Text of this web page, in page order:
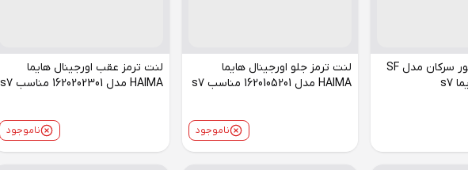
فیلتر روغن موتور سرکان مدل SF
لنت ترمز جلو اورجینال هایما
HAIMA مدل 1620105201 مناسب s7
ناموجود
لنت ترمز عقب اورجینال هایما
HAIMA مدل 1620202301 مناسب s7
ناموجود